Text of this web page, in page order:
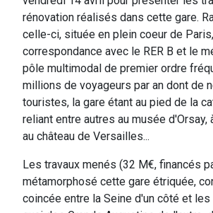
rénovation réalisés dans cette gare.
celle-ci, située en plein coeur de
correspondance avec le RER B et le
pôle multimodal de premier ordre
millions de voyageurs par an dont de
touristes, la gare étant au pied de la
reliant entre autres au musée d'Orsay,
au château de Versailles...
Les travaux menés (32 M€, financés
métamorphosé cette gare étriquée,
coincée entre la Seine d'un côté et